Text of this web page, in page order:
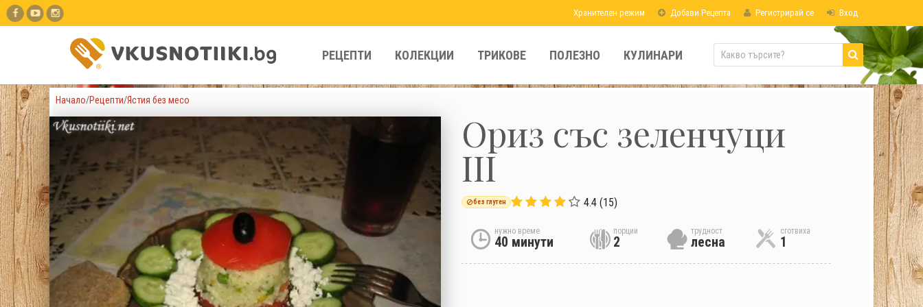
Хранителен режим Добави Рецепта Регистрирай се Вход
РЕЦЕПТИ КОЛЕКЦИИ ТРИКОВЕ ПОЛЕЗНО КУЛИНАРИ
Начало/Рецепти/Ястия без месо
Ориз със зеленчуци
III
без глутен 4.4 (15)
нужно време
40 минути
порции
2
трудност
лесна
сготвиха
1